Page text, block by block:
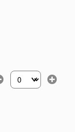
Selecciona la